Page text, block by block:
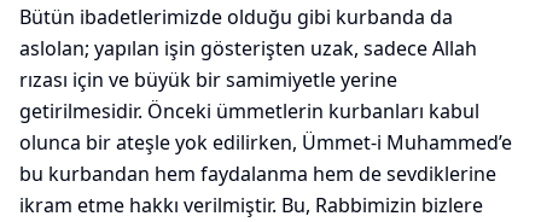
Bütün ibadetlerimizde olduğu gibi kurbanda da
aslolan; yapılan işin gösterişten uzak, sadece Allah
rızası için ve büyük bir samimiyetle yerine
getirilmesidir. Önceki ümmetlerin kurbanları kabul
olunca bir ateşle yok edilirken, Ümmet-i Muhammed’e
bu kurbandan hem faydalanma hem de sevdiklerine
ikram etme hakkı verilmiştir. Bu, Rabbimizin bizlere